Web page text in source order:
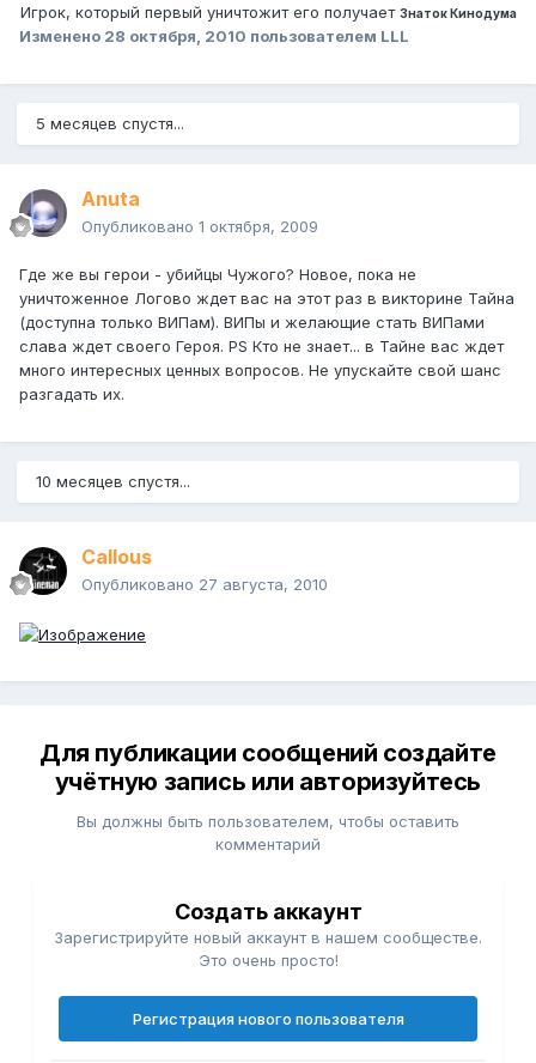
Игрок, который первый уничтожит его получает Знаток Кинодума
Изменено 28 октября, 2010 пользователем LLL
5 месяцев спустя...
Anuta
Опубликовано 1 октября, 2009
Где же вы герои - убийцы Чужого? Новое, пока не
уничтоженное Логово ждет вас на этот раз в викторине Тайна
(доступна только ВИПам). ВИПы и желающие стать ВИПами
слава ждет своего Героя. PS Кто не знает... в Тайне вас ждет
много интересных ценных вопросов. Не упускайте свой шанс
разгадать их.
10 месяцев спустя...
Callous
Опубликовано 27 августа, 2010
Для публикации сообщений создайте
учётную запись или авторизуйтесь
Вы должны быть пользователем, чтобы оставить
комментарий
Создать аккаунт
Зарегистрируйте новый аккаунт в нашем сообществе.
Это очень просто!
Регистрация нового пользователя